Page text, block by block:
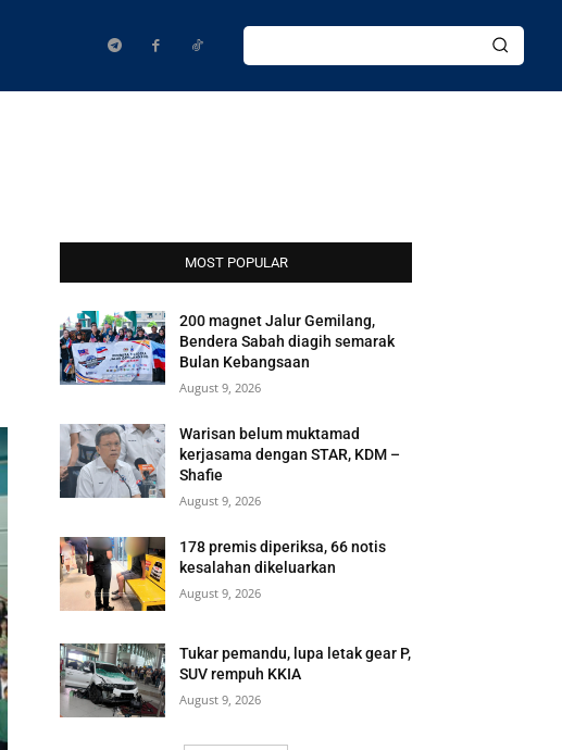
MOST POPULAR
200 magnet Jalur Gemilang,
Bendera Sabah diagih semarak
Bulan Kebangsaan
August 9, 2026
Warisan belum muktamad
kerjasama dengan STAR, KDM –
Shafie
August 9, 2026
178 premis diperiksa, 66 notis
kesalahan dikeluarkan
August 9, 2026
Tukar pemandu, lupa letak gear P,
SUV rempuh KKIA
August 9, 2026